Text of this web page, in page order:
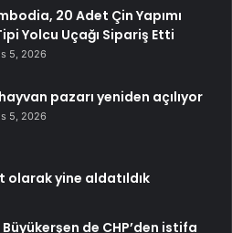
20 Adet Çin Yapımı
Yolcu Uçağı Sipariş Etti
5, 2026
pazarı yeniden açılıyor
5, 2026
olarak yine aldatıldık
Büyükerşen de CHP’den istifa